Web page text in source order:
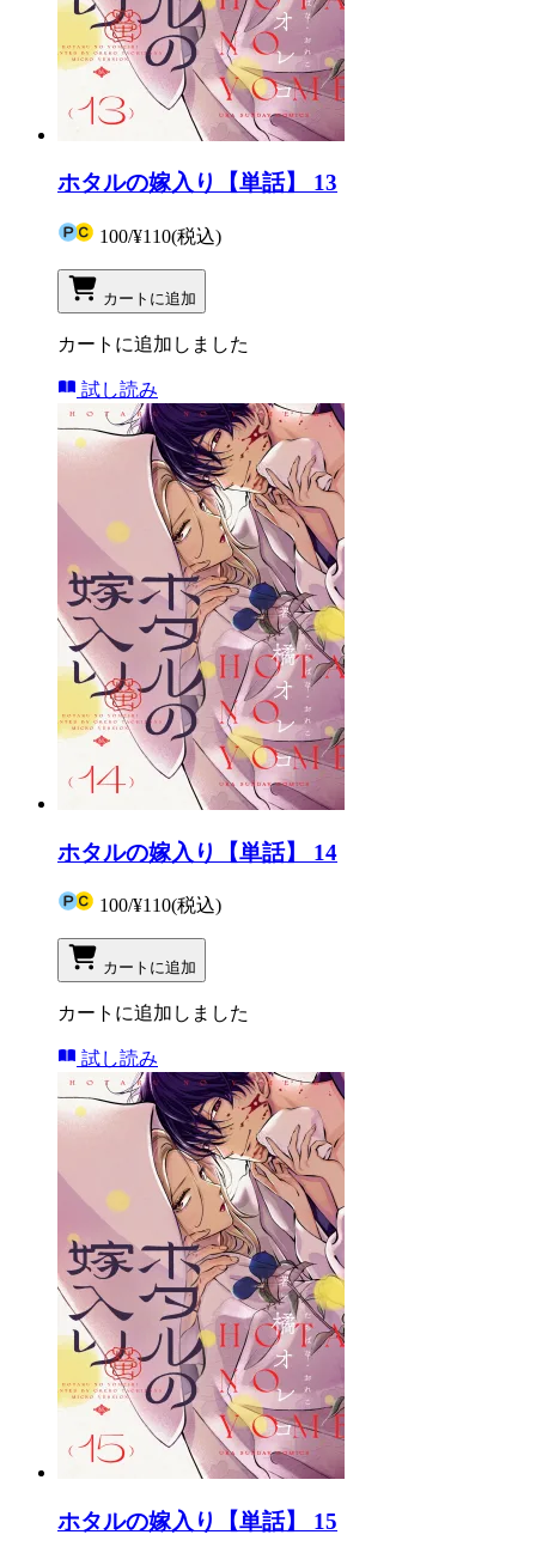
ホタルの嫁入り【単話】 13
100/¥110(税込)
カートに追加
カートに追加しました
試し読み
ホタルの嫁入り【単話】 14
100/¥110(税込)
カートに追加
カートに追加しました
試し読み
ホタルの嫁入り【単話】 15